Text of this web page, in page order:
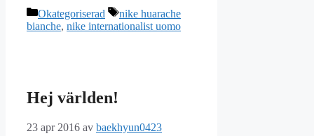
Kategorier
Okategoriserad Etiketter
nike huarache
bianche, nike internationalist uomo
Hej världen!
23 apr 2016 av baekhyun0423